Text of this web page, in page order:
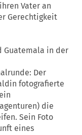
Vater an
Gerechtigkeit
Guatemala in der
Der
fotografierte
die
Sein Foto
eines